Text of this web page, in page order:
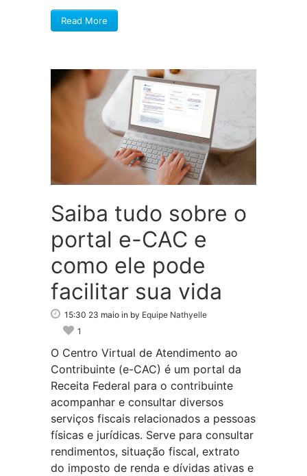
Read More
Saiba tudo sobre o
portal e-CAC e
como ele pode
facilitar sua vida
15:30 23 maio in by Equipe Nathyelle
1
O Centro Virtual de Atendimento ao
Contribuinte (e-CAC) é um portal da
Receita Federal para o contribuinte
acompanhar e consultar diversos
serviços fiscais relacionados a pessoas
físicas e jurídicas. Serve para consultar
rendimentos, situação fiscal, extrato
do imposto de renda e dívidas ativas e